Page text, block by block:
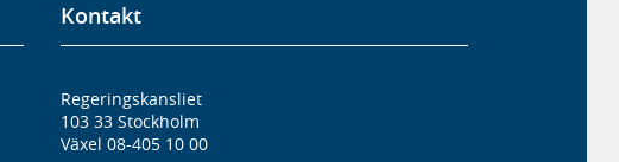
Kontakt
Regeringskansliet
103 33 Stockholm
Växel 08-405 10 00